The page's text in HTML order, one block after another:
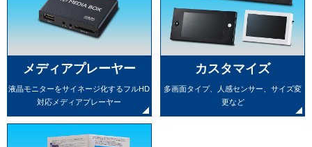
メディアプレーヤー
液晶モニターをサイネージ化するフルHD
対応メディアプレーヤー
カスタマイズ
多画面タイプ、人感センサー、サイズ変
更など